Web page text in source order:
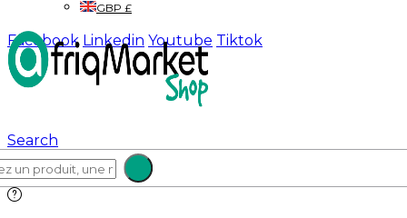
GBP £
Facebook Linkedin Youtube Tiktok
Search